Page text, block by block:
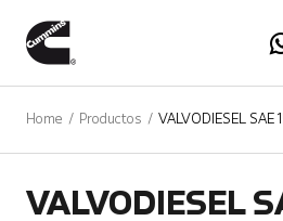
Home Productos VALVODIESEL SAE
VALVODIESEL